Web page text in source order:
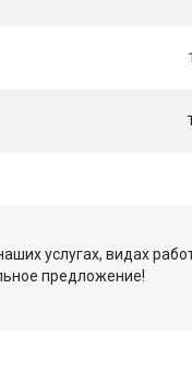
услугах, видах
предложение!